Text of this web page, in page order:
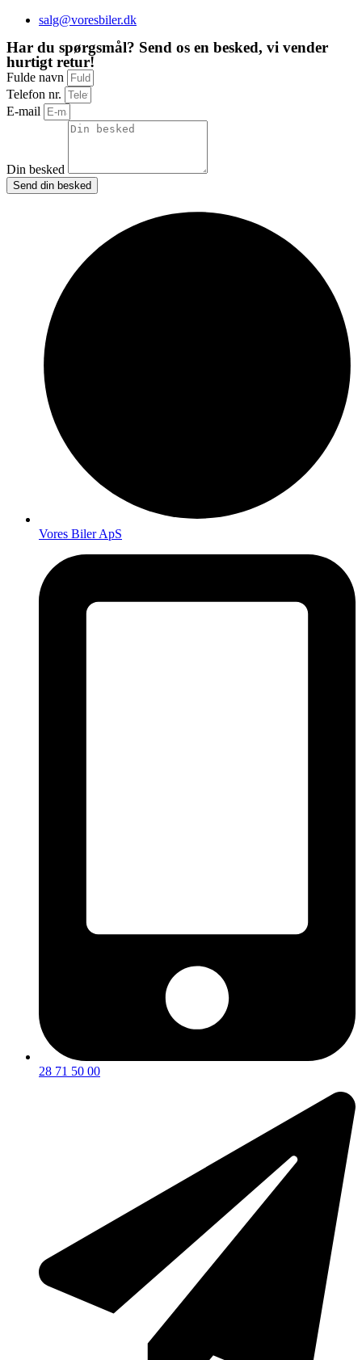
salg@voresbiler.dk
Har du spørgsmål? Send os en besked, vi vender
hurtigt retur!
Fulde navn
Telefon nr.
E-mail
Din besked
Send din besked
Vores Biler ApS
28 71 50 00